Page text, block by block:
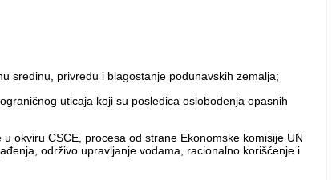
sredinu, privredu i blagostanje podunavskih zemalja;
uticaja koji su posledica oslobođenja opasnih
okviru CSCE, procesa od strane Ekonomske komisije UN
održivo upravljanje vodama, racionalno korišćenje i